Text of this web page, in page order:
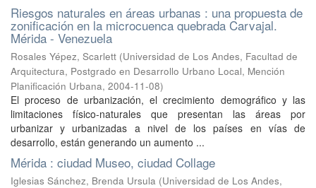
Riesgos naturales en áreas urbanas : una propuesta de
zonificación en la microcuenca quebrada Carvajal.
Mérida - Venezuela
Rosales Yépez, Scarlett (Universidad de Los Andes, Facultad de
Arquitectura, Postgrado en Desarrollo Urbano Local, Mención
Planificación Urbana, 2004-11-08)
El proceso de urbanización, el crecimiento demográfico y las
limitaciones físico-naturales que presentan las áreas por
urbanizar y urbanizadas a nivel de los países en vías de
desarrollo, están generando un aumento ...
Mérida : ciudad Museo, ciudad Collage
Iglesias Sánchez, Brenda Ursula (Universidad de Los Andes,